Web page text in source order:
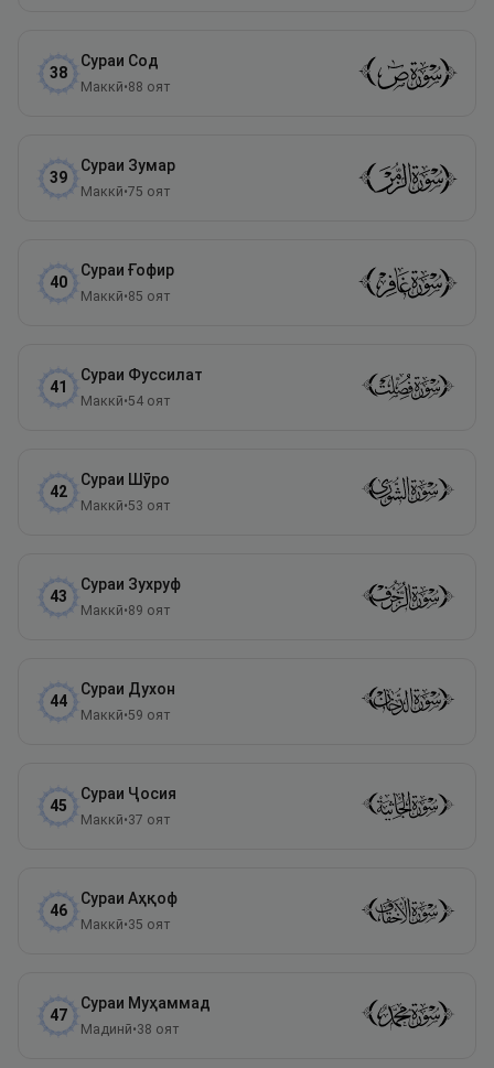
38
Сураи Сод
Маккӣ•88 оят
39
Сураи Зумар
Маккӣ•75 оят
40
Сураи Ғофир
Маккӣ•85 оят
41
Сураи Фуссилат
Маккӣ•54 оят
42
Сураи Шӯро
Маккӣ•53 оят
43
Сураи Зухруф
Маккӣ•89 оят
44
Сураи Духон
Маккӣ•59 оят
45
Сураи Ҷосия
Маккӣ•37 оят
46
Сураи Аҳқоф
Маккӣ•35 оят
47
Сураи Муҳаммад
Мадинӣ•38 оят